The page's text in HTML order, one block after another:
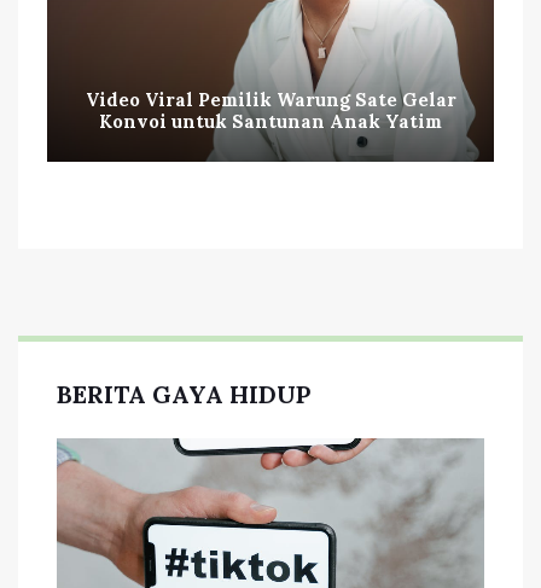
Video Viral Pemilik Warung Sate Gelar
Konvoi untuk Santunan Anak Yatim
BERITA GAYA HIDUP